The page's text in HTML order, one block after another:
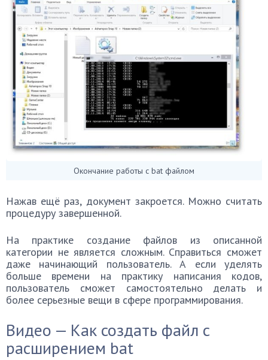
Окончание работы с bat файлом
Нажав ещё раз, документ закроется. Можно считать
процедуру завершенной.
На практике создание файлов из описанной
категории не является сложным. Справиться сможет
даже начинающий пользователь. А если уделять
больше времени на практику написания кодов,
пользователь сможет самостоятельно делать и
более серьезные вещи в сфере программирования.
Видео — Как создать файл с
расширением bat